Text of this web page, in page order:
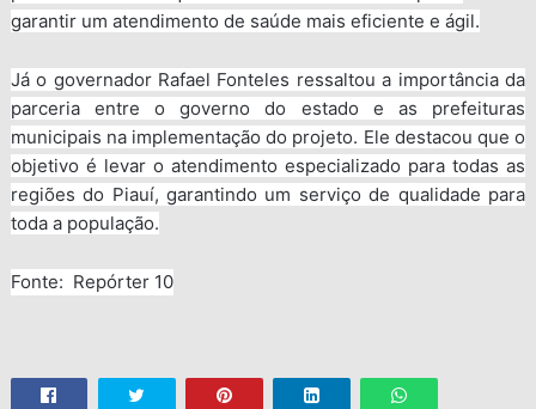
garantir um atendimento de saúde mais eficiente e ágil.
Já o governador Rafael Fonteles ressaltou a importância da
parceria entre o governo do estado e as prefeituras
municipais na implementação do projeto. Ele destacou que o
objetivo é levar o atendimento especializado para todas as
regiões do Piauí, garantindo um serviço de qualidade para
toda a população.
Fonte: Repórter 10